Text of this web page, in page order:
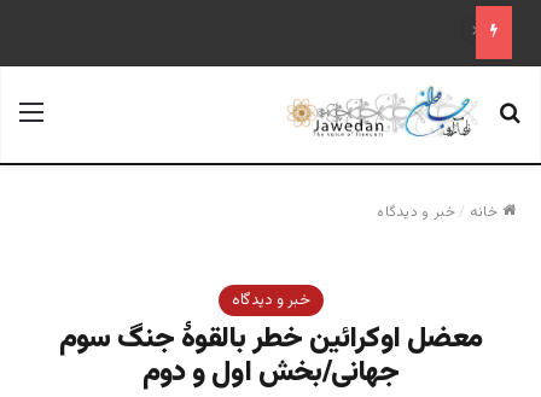
«آینده فدراسیون روسیه پس از پوتین؛ تحلیل یک سناریوی محتمل»
جستجو برای
خانه /خبر و دیدگاه
خبر و دیدگاه
معضل اوکرائین خطر بالقوۀ جنگ سوم
جهانی/بخش اول و دوم